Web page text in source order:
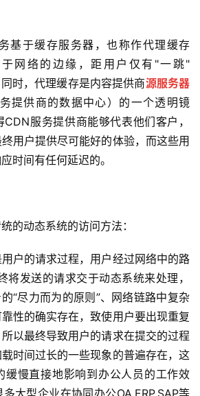
基于缓存服务器，也称作代理缓存
网络的边缘，距用户仅有"一跳"
时，代理缓存是内容提供商源服务器
提供商的数据中心）的一个透明镜
服务提供商能够代表他们客户，
用户提供尽可能好的体验，而这些用
时间有任何延迟的。
的动态系统的访问方法：
户的请求过程，用户经过网络中的路
将发送的请求交于动态系统来处理，
“尽力而为的原则”、网络链路中复杂
性的确实存在，致使用户要出现重复
以最终导致用户的请求在提交的过程
时间过长的一些现象的普遍存在，这
缓慢直接地影响到办公人员的工作效
大型企业在协同办公OA,ERP,SAP等